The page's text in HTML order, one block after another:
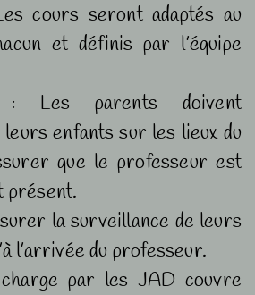
cours seront adaptés au
et définis par l’équipe
Les parents doivent
leurs enfants sur les lieux du
que le professeur est
présent.
la surveillance de leurs
l’arrivée du professeur.
par les JAD couvre